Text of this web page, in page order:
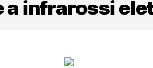
a infrarossi